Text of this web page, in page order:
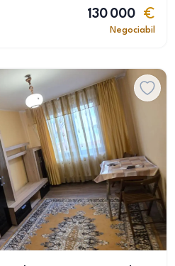
130 000
Negociabil